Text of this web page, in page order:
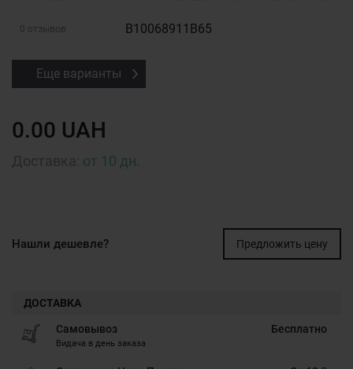
0 отзывов B10068911B65
Еще варианты
0.00 UAH
от 10 дн.
Нашли дешевле? Предложить цену
ДОСТАВКА
Самовывоз
Видача в день заказа
Бесплатно